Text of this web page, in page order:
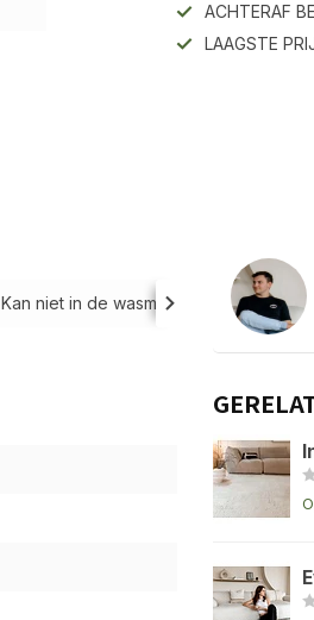
ACHTERAF
LAAGSTE
Kan niet in de wasmachine